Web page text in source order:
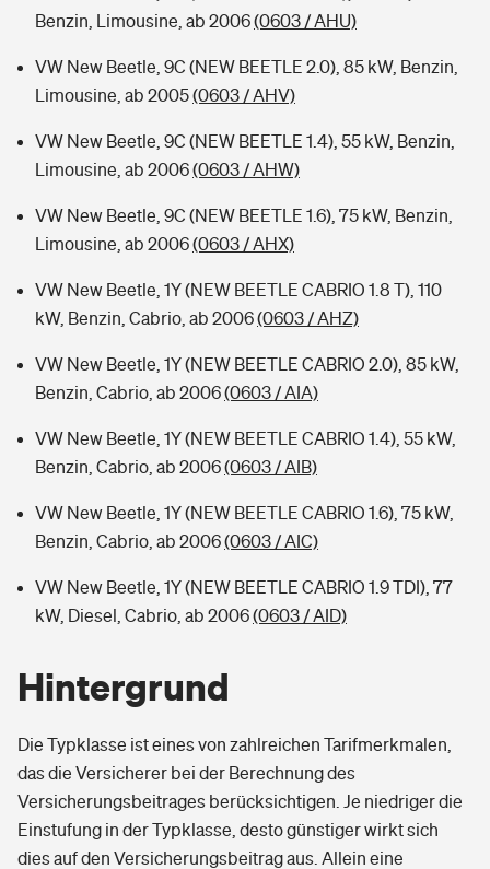
Benzin, Limousine, ab 2006(0603 / AHU)
VW New Beetle, 9C (NEW BEETLE 2.0), 85 kW, Benzin,
Limousine, ab 2005(0603 / AHV)
VW New Beetle, 9C (NEW BEETLE 1.4), 55 kW, Benzin,
Limousine, ab 2006(0603 / AHW)
VW New Beetle, 9C (NEW BEETLE 1.6), 75 kW, Benzin,
Limousine, ab 2006(0603 / AHX)
VW New Beetle, 1Y (NEW BEETLE CABRIO 1.8 T), 110
kW, Benzin, Cabrio, ab 2006(0603 / AHZ)
VW New Beetle, 1Y (NEW BEETLE CABRIO 2.0), 85 kW,
Benzin, Cabrio, ab 2006(0603 / AIA)
VW New Beetle, 1Y (NEW BEETLE CABRIO 1.4), 55 kW,
Benzin, Cabrio, ab 2006(0603 / AIB)
VW New Beetle, 1Y (NEW BEETLE CABRIO 1.6), 75 kW,
Benzin, Cabrio, ab 2006(0603 / AIC)
VW New Beetle, 1Y (NEW BEETLE CABRIO 1.9 TDI), 77
kW, Diesel, Cabrio, ab 2006(0603 / AID)
Hintergrund
Die Typklasse ist eines von zahlreichen Tarifmerkmalen,
das die Versicherer bei der Berechnung des
Versicherungsbeitrages berücksichtigen. Je niedriger die
Einstufung in der Typklasse, desto günstiger wirkt sich
dies auf den Versicherungsbeitrag aus. Allein eine